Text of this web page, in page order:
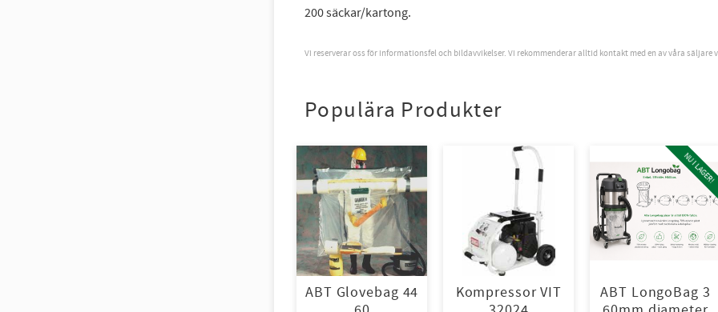
200 säckar/kartong.
Vi reserverar oss för informationsfel och bildavvikelser. Vi rekommenderar alltid kontakt med en av våra
Populära Produkter
ABT Glovebag 44
Kompressor VIT
ABT LongoBag 3
NU I LAGER!